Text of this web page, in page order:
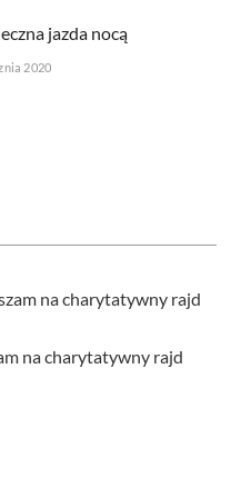
jazda nocą
2020
na charytatywny rajd